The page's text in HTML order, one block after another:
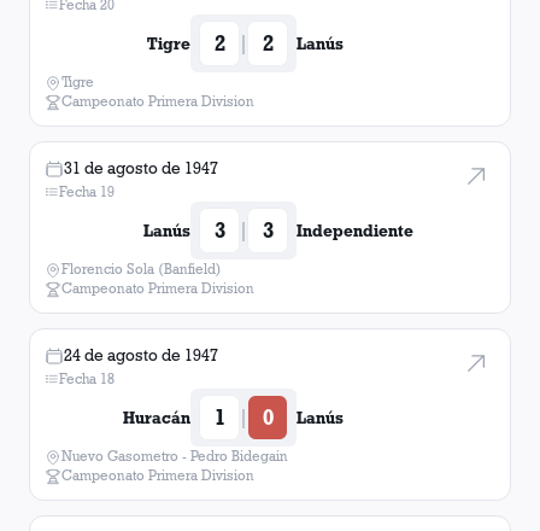
Fecha 20
Tigre 2 | 2 Lanús
Tigre
Campeonato Primera Division
31 de agosto de 1947
Fecha 19
Lanús 3 | 3 Independiente
Florencio Sola (Banfield)
Campeonato Primera Division
24 de agosto de 1947
Fecha 18
Huracán 1 | 0 Lanús
Nuevo Gasometro - Pedro Bidegain
Campeonato Primera Division